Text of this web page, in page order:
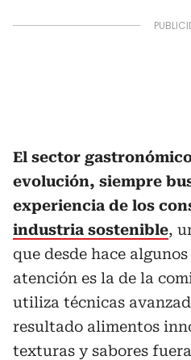
El sector
evolución, siempre
experiencia de los
industria sostenible,
que desde hace
atención es la de la
utiliza técnicas
resultado alimentos
texturas y sabores